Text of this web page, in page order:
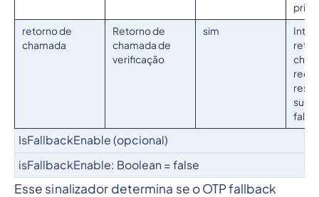
retorno de
chamada
Retorno de
chamada de
verificação
sim
falha
IsFallbackEnable (opcional)
isFallbackEnable: Boolean = false
Esse sinalizador determina se o OTP fallback